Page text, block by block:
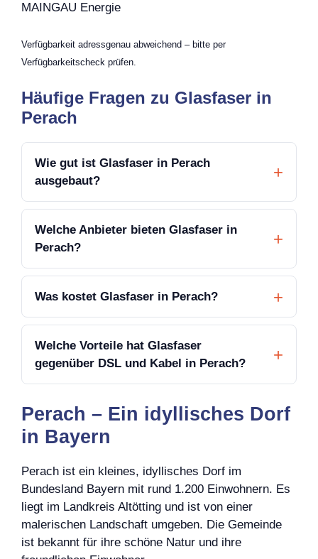
MAINGAU Energie
Verfügbarkeit adressgenau abweichend – bitte per
Verfügbarkeitscheck prüfen.
Häufige Fragen zu Glasfaser in
Perach
Wie gut ist Glasfaser in Perach
ausgebaut?
Welche Anbieter bieten Glasfaser in
Perach?
Was kostet Glasfaser in Perach?
Welche Vorteile hat Glasfaser
gegenüber DSL und Kabel in Perach?
Perach – Ein idyllisches Dorf
in Bayern
Perach ist ein kleines, idyllisches Dorf im
Bundesland Bayern mit rund 1.200 Einwohnern. Es
liegt im Landkreis Altötting und ist von einer
malerischen Landschaft umgeben. Die Gemeinde
ist bekannt für ihre schöne Natur und ihre